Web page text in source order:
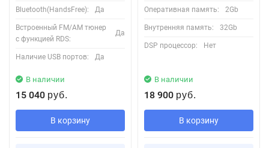
Bluetooth(HandsFree): Да
Встроенный FM/AM тюнер
с функцией RDS:
Да
Наличие USB портов: Да
В наличии
15 040 руб.
В корзину
Оперативная память: 2Gb
Внутренняя память: 32Gb
DSP процессор: Нет
В наличии
18 900 руб.
В корзину